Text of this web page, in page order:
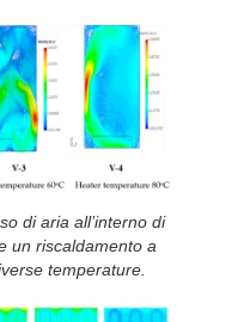
di aria all’interno di
un riscaldamento a
temperature.